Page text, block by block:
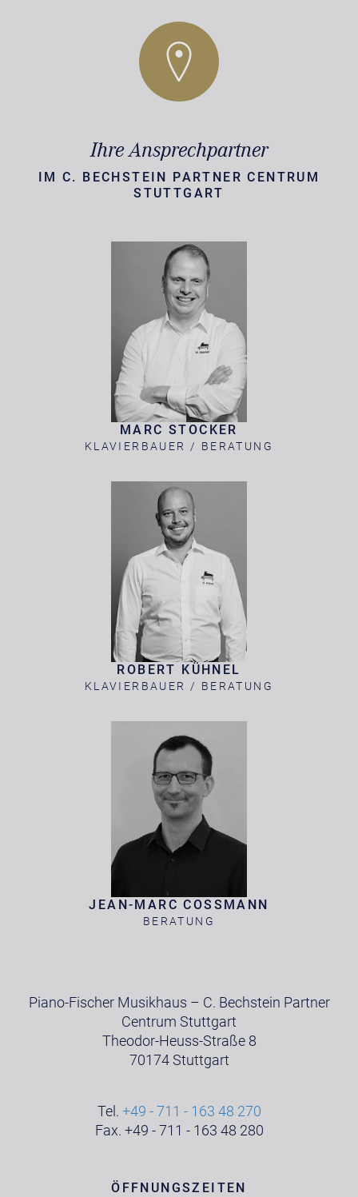
Ihre Ansprechpartner
IM C. BECHSTEIN PARTNER CENTRUM
STUTTGART
MARC STOCKER
KLAVIERBAUER / BERATUNG
ROBERT KÜHNEL
KLAVIERBAUER / BERATUNG
JEAN-MARC COSSMANN
BERATUNG
Piano-Fischer Musikhaus – C. Bechstein Partner
Centrum Stuttgart
Theodor-Heuss-Straße 8
70174 Stuttgart
Tel. +49 - 711 - 163 48 270
Fax. +49 - 711 - 163 48 280
ÖFFNUNGSZEITEN